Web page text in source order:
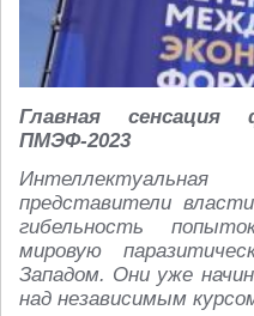
Главная
ПМЭФ-2023
представители
гибельность
мировую
Западом. Они уже
над независимым